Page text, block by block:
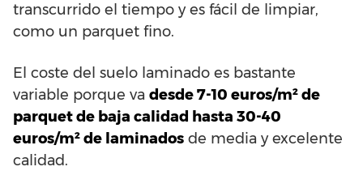
transcurrido el tiempo y es fácil de limpiar,
como un parquet fino.
El coste del suelo laminado es bastante
variable porque va desde 7-10 euros/m² de
parquet de baja calidad hasta 30-40
euros/m² de laminados de media y excelente
calidad.